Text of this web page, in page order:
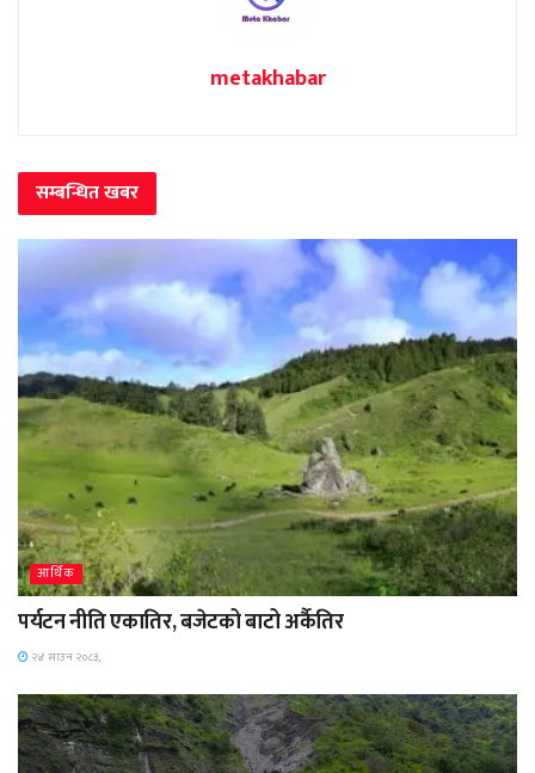
metakhabar
सम्बन्धितखबर
आर्थिक
पर्यटन नीति एकातिर, बजेटको बाटो अर्कैतिर
२४ साउन २०८३,